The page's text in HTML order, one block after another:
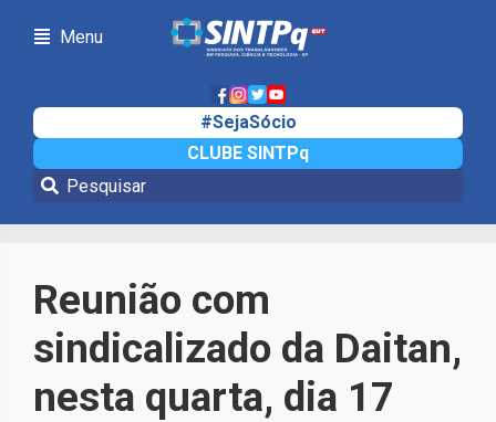
Menu
#SejaSócio
CLUBE SINTPq
Notícias
Reunião com
sindicalizado da Daitan,
nesta quarta, dia 17